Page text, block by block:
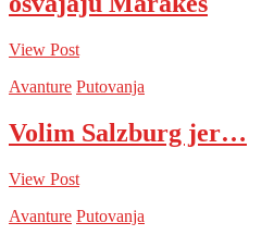
View Post
Avanture Putovanja
Volim Salzburg jer…
View Post
Avanture Putovanja